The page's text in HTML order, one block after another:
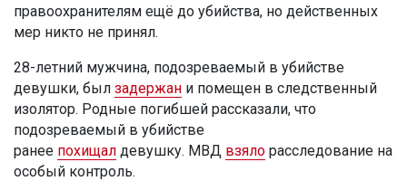
правоохранителям ещё до убийства, но действенных
мер никто не принял.
28-летний мужчина, подозреваемый в убийстве
девушки, был задержан и помещен в следственный
изолятор. Родные погибшей рассказали, что
подозреваемый в убийстве
ранее похищал девушку. МВД взяло расследование на
особый контроль.